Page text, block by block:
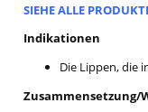
SIEHE ALLE
Indikationen
Die Lippen, die
Zusammensetzung/